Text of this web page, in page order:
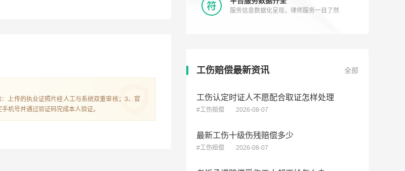
上传的执业证照片经人工与系统双重审核；3、官
机号并通过验证码完成本人验证。
服务信息数据化呈现，律师服务一目了然
工伤赔偿最新资讯 全部
工伤认定时证人不愿配合取证怎样处理
#工伤赔偿 2026-08-07
最新工伤十级伤残赔偿多少
#工伤赔偿 2026-08-07